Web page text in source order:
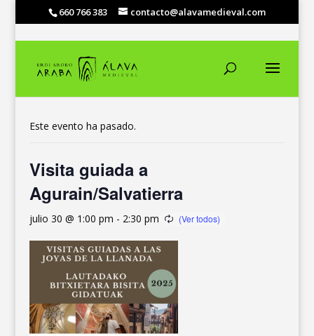
660 766 383 contacto@alavamedieval.com
Este evento ha pasado.
Visita guiada a
Agurain/Salvatierra
julio 30 @ 1:00 pm - 2:30 pm